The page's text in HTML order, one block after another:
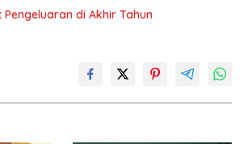
di Akhir Tahun